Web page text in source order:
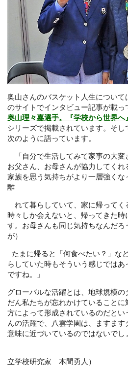
奥山さんのバスケット人生につい
のサイトでインタビュー記事が載っ
奥山理々嘉選手。『学校から世界へ
シリーズで掲載されています。そ
次のように語っています。
「自分で生活してみて家事の大変
お父さん、お母さんが協力してくれ
家族を思う気持ちがより一層強くな
離
れて暮らしていて、家に帰ってく
時々しか会えないと、帰ってきた時
す。お母さんも同じ気持ちなんだろ
が）
たまに帰ると「何食べたい？」な
らしていた時もそういう感じでは
ですね。」
グローバルな活躍とは、地球規模
だん私たちが忘れかけていること
方によって形成されているのだとい
んの活躍で、八雲学園は、ますま
意味に近づいているのではないでし
（
立学校研究家 本間勇人）